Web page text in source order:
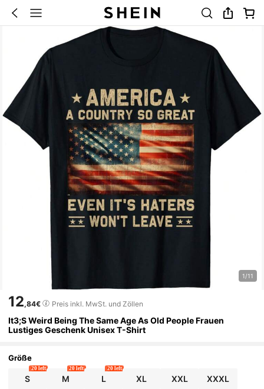
1/11
12,84€ Preis inkl. MwSt. und Zöllen
It3;S Weird Being The Same Age As Old People Frauen
Lustiges Geschenk Unisex T-Shirt
Größe
S
20 left
M
20 left
L
20 left
XL XXL XXXL